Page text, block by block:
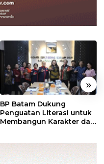
»
BP Batam Dukung
Penguatan Literasi untuk
Membangun Karakter dan